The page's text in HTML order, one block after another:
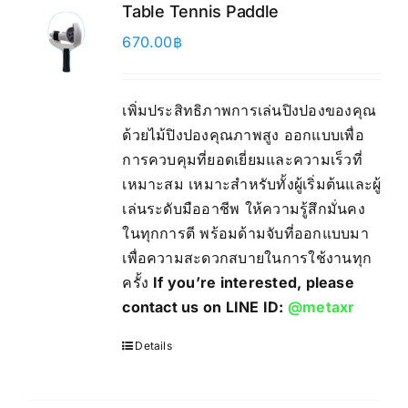
Table Tennis Paddle
670.00฿
เพิ่มประสิทธิภาพการเล่นปิงปองของคุณ
ด้วยไม้ปิงปองคุณภาพสูง ออกแบบเพื่อ
การควบคุมที่ยอดเยี่ยมและความเร็วที่
เหมาะสม เหมาะสำหรับทั้งผู้เริ่มต้นและผู้
เล่นระดับมืออาชีพ ให้ความรู้สึกมั่นคง
ในทุกการตี พร้อมด้ามจับที่ออกแบบมา
เพื่อความสะดวกสบายในการใช้งานทุก
ครั้ง If you’re interested, please
contact us on LINE ID: @metaxr
Details